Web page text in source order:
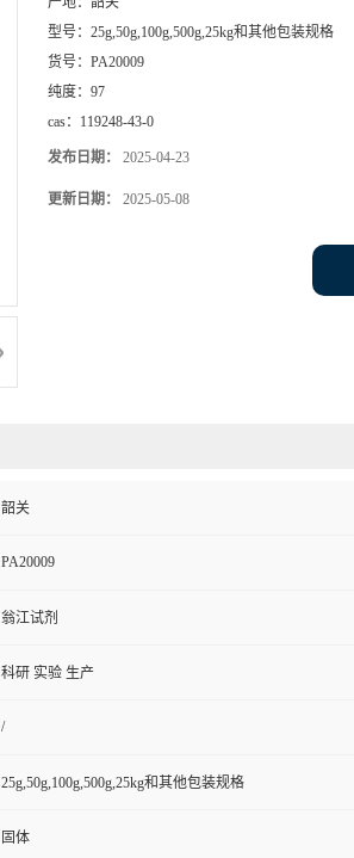
型号： 25g,50g,100g,500g,25kg和其他包装规格
货号： PA20009
纯度： 97
cas： 119248-43-0
发布日期： 2025-04-23
更新日期： 2025-05-08
韶关
PA20009
翁江试剂
科研 实验 生产
/
25g,50g,100g,500g,25kg和其他包装规格
固体